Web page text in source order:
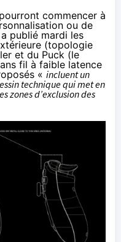
commencer à
ou de
publié mardi les
(topologie
et du Puck (le
fil à faible latence
« incluent un
technique qui met en
zones d’exclusion des